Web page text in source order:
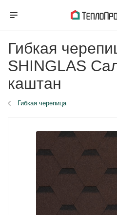
Гибкая
SHINGLAS
каштан
Гибкая черепица